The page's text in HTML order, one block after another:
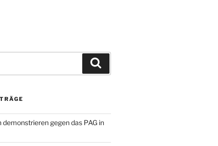
gegen das PAG in